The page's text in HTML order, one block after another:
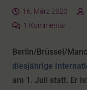
16. März 2023
1 Kommentar
Berlin/Brüssel/
diesjährige
am 1. Juli statt. Er